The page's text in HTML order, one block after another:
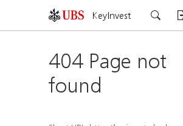
KeyInvest
404 Page not
found